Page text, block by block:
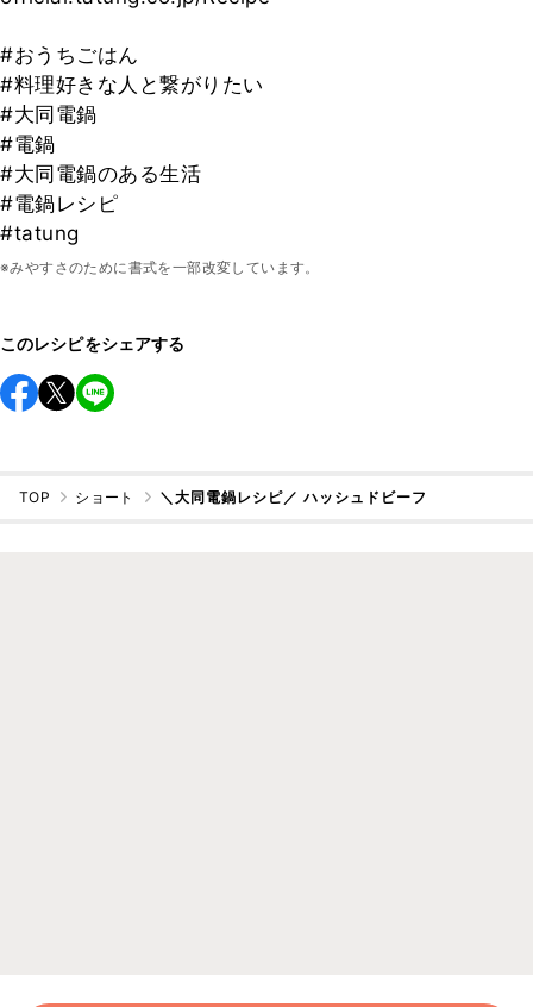
#おうちごはん
#料理好きな人と繋がりたい
#大同電鍋
#電鍋
#大同電鍋のある生活
#電鍋レシピ
#tatung
※みやすさのために書式を一部改変しています。
このレシピをシェアする
TOP ショート ＼大同電鍋レシピ／ ハッシュドビーフ